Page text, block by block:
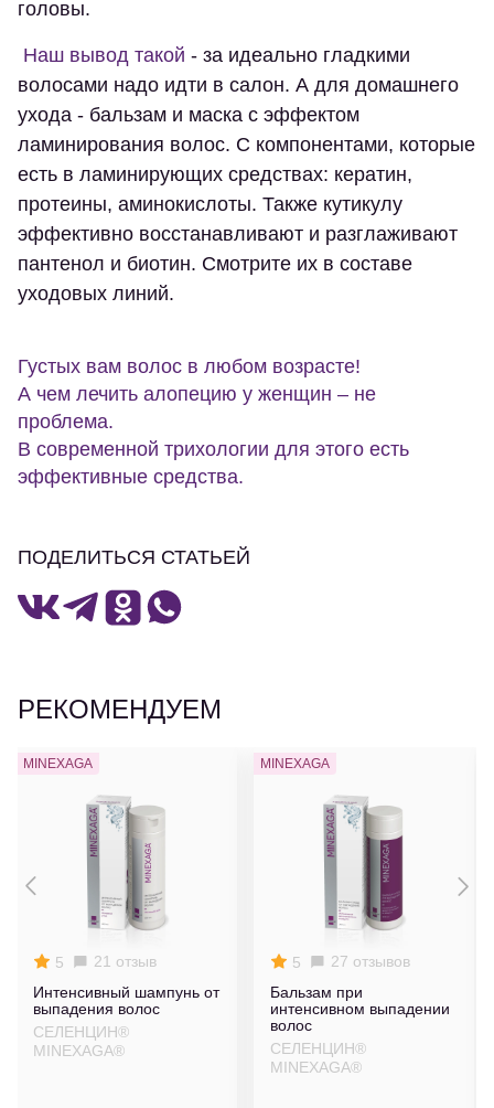
головы.
Наш вывод такой - за идеально гладкими
волосами надо идти в салон. А для домашнего
ухода - бальзам и маска с эффектом
ламинирования волос. С компонентами, которые
есть в ламинирующих средствах: кератин,
протеины, аминокислоты. Также кутикулу
эффективно восстанавливают и разглаживают
пантенол и биотин. Смотрите их в составе
уходовых линий.
Густых вам волос в любом возрасте!
А чем лечить алопецию у женщин – не
проблема.
В современной трихологии для этого есть
эффективные средства.
ПОДЕЛИТЬСЯ СТАТЬЕЙ
РЕКОМЕНДУЕМ
MINEXAGA
5
21 отзыв
Интенсивный шампунь от
выпадения волос
СЕЛЕНЦИН®
MINEXAGA®
MINEXAGA
5
27 отзывов
Бальзам при
интенсивном выпадении
волос
СЕЛЕНЦИН®
MINEXAGA®